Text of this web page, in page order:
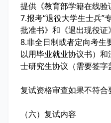
提供《教育部学籍在线验
7.报考“退役大学生士兵”
批准书》和《退出现役证
8.非全日制或者定向考生
以用毕业就业协议书）
士研究生协议（需要签字
复试资格审查如果不符合
（六）复试内容